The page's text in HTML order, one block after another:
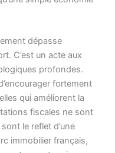
dépasse
C’est un acte aux
profondes.
fortement
qui améliorent la
fiscales ne sont
le reflet d’une
immobilier français,